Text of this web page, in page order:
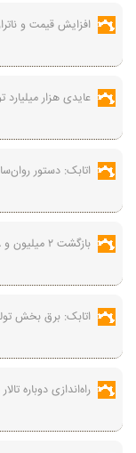
افزایش قیمت و
عایدی هزار میلیارد
اتابک: دستور
بازگشت ۲ میلیون و ۲۹۸ هزار زائر به کشور
اتابک: برق بخش
راه‌اندازی دوباره